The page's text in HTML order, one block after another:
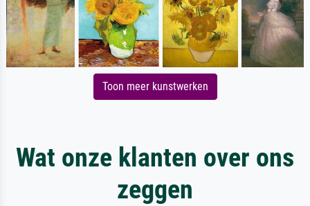
Toon meer kunstwerken
Wat onze klanten over ons
zeggen